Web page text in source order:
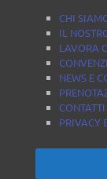
CHI
IL
LAVORA
NEWS E
CONTATTI
PRIVACY